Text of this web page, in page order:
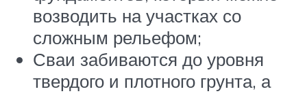
возводить на участках со
сложным рельефом;
Сваи забиваются до уровня
твердого и плотного грунта, а